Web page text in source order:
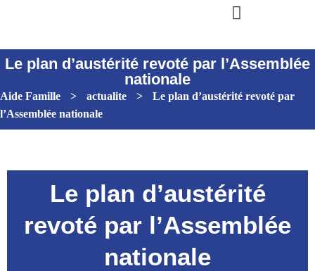
Le plan d’austérité revoté par l’Assemblée
nationale
Aide Famille > actualite >
Le plan d’austérité revoté par
l’Assemblée nationale
Le plan d’austérité
revoté par l’Assemblée
nationale